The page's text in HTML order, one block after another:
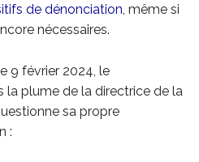
de dénonciation , même si
nécessaires.
9 février 2024, le
la plume de la directrice de la
sa propre
: